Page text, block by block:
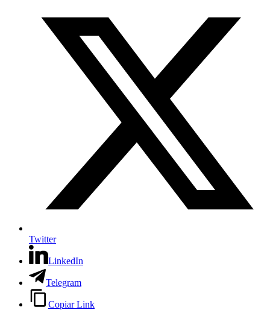
Twitter
LinkedIn
Telegram
Copiar Link